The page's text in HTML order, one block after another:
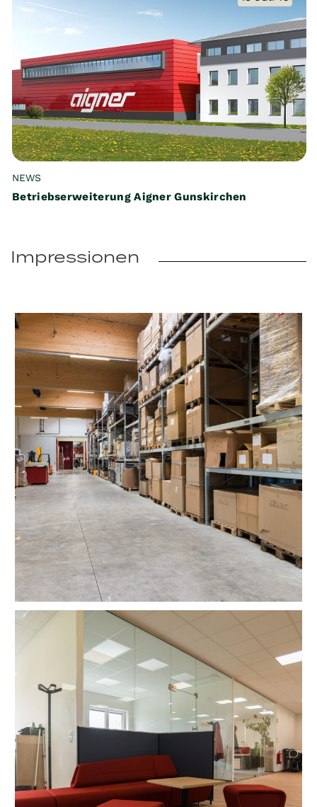
NEWS
Betriebserweiterung Aigner Gunskirchen
Impressionen